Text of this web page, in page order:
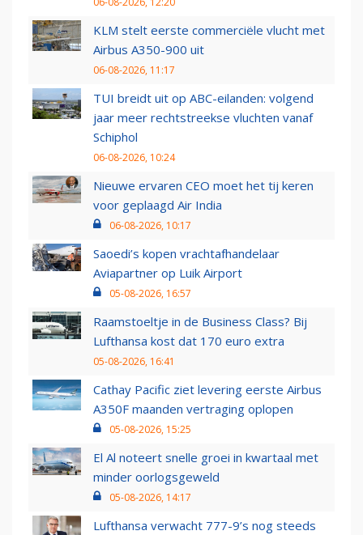
KLM stelt eerste commerciële vlucht met
Airbus A350-900 uit
06-08-2026, 11:17
TUI breidt uit op ABC-eilanden: volgend
jaar meer rechtstreekse vluchten vanaf
Schiphol
06-08-2026, 10:24
Nieuwe ervaren CEO moet het tij keren
voor geplaagd Air India
06-08-2026, 10:17
Saoedi’s kopen vrachtafhandelaar
Aviapartner op Luik Airport
05-08-2026, 16:57
Raamstoeltje in de Business Class? Bij
Lufthansa kost dat 170 euro extra
05-08-2026, 16:41
Cathay Pacific ziet levering eerste Airbus
A350F maanden vertraging oplopen
05-08-2026, 15:25
El Al noteert snelle groei in kwartaal met
minder oorlogsgeweld
05-08-2026, 14:17
Lufthansa verwacht 777-9’s nog steeds